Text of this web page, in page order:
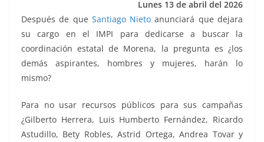
k
Lunes 13 de abril del 2026
Después de que Santiago Nieto anunciará que dejara
su cargo en el IMPI para dedicarse a buscar la
coordinación estatal de Morena, la pregunta es ¿los
demás aspirantes, hombres y mujeres, harán lo
mismo?
Para no usar recursos públicos para sus campañas
¿Gilberto Herrera, Luis Humberto Fernández, Ricardo
Astudillo, Bety Robles, Astrid Ortega, Andrea Tovar y